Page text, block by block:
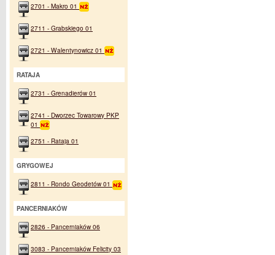
2701 - Makro 01
2711 - Grabskiego 01
2721 - Walentynowicz 01
RATAJA
2731 - Grenadierów 01
2741 - Dworzec Towarowy PKP
01
2751 - Rataja 01
GRYGOWEJ
2811 - Rondo Geodetów 01
PANCERNIAKÓW
2826 - Pancerniaków 06
3083 - Pancerniaków Felicity 03